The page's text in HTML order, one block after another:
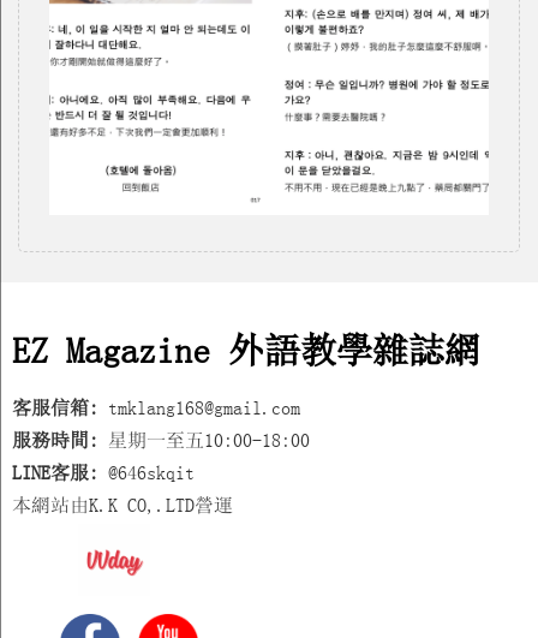
EZ Magazine 外語教學雜誌網
客服信箱: tmklang168@gmail.com
服務時間: 星期一至五10:00-18:00
LINE客服: @646skqit
本網站由K.K CO,.LTD營運